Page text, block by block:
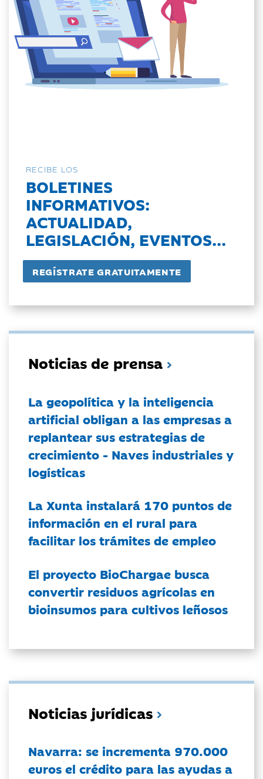
RECIBE LOS
BOLETINES
INFORMATIVOS:
ACTUALIDAD,
LEGISLACIÓN, EVENTOS...
Noticias de prensa
La geopolítica y la inteligencia
artificial obligan a las empresas a
replantear sus estrategias de
crecimiento - Naves industriales y
logísticas
La Xunta instalará 170 puntos de
información en el rural para
facilitar los trámites de empleo
El proyecto BioChargae busca
convertir residuos agrícolas en
bioinsumos para cultivos leñosos
Noticias jurídicas
Navarra: se incrementa 970.000
euros el crédito para las ayudas a